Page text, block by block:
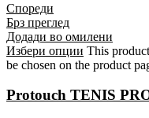
Спореди
Брз преглед
Додади во омилени
Избери опции This
be chosen on the product
Protouch TENIS